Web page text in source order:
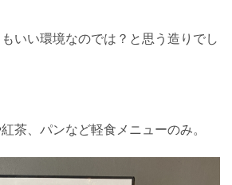
いい環境なのでは？と思う造りでし
茶、パンなど軽食メニューのみ。